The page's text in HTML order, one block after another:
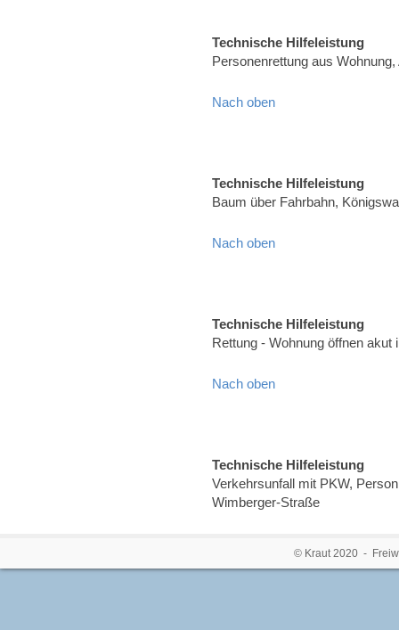
Technische Hilfeleistung
Personenrettung aus
Nach oben
Technische Hilfeleistung
Baum über Fahrbahn,
Nach oben
Technische Hilfeleistung
Rettung - Wohnung öffnen
Nach oben
Technische Hilfeleistung
Verkehrsunfall mit PKW,
Wimberger-Straße
© Kraut 2020 -